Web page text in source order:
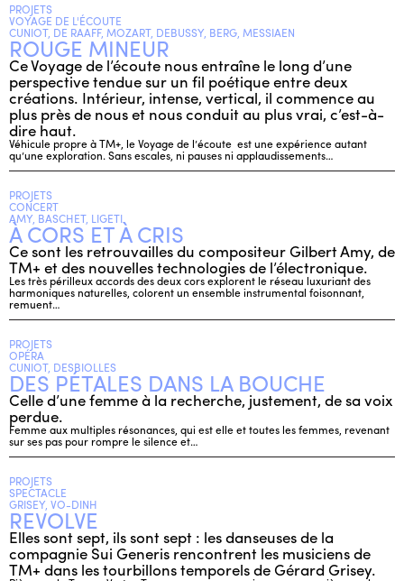
PROJETS
VOYAGE DE L'ÉCOUTE
CUNIOT, DE RAAFF, MOZART, DEBUSSY, BERG, MESSIAEN
ROUGE MINEUR
Ce Voyage de l’écoute nous entraîne le long d’une
perspective tendue sur un fil poétique entre deux
créations. Intérieur, intense, vertical, il commence au
plus près de nous et nous conduit au plus vrai, c’est-à-
dire haut.
Véhicule propre à TM+, le Voyage de l’écoute est une expérience autant
qu’une exploration. Sans escales, ni pauses ni applaudissements…
PROJETS
CONCERT
AMY, BASCHET, LIGETI
À CORS ET À CRIS
Ce sont les retrouvailles du compositeur Gilbert Amy, de
TM+ et des nouvelles technologies de l’électronique.
Les très périlleux accords des deux cors explorent le réseau luxuriant des
harmoniques naturelles, colorent un ensemble instrumental foisonnant,
remuent…
PROJETS
OPÉRA
CUNIOT, DESBIOLLES
DES PÉTALES DANS LA BOUCHE
Celle d’une femme à la recherche, justement, de sa voix
perdue.
Femme aux multiples résonances, qui est elle et toutes les femmes, revenant
sur ses pas pour rompre le silence et…
PROJETS
SPECTACLE
GRISEY, VO-DINH
REVOLVE
Elles sont sept, ils sont sept : les danseuses de la
compagnie Sui Generis rencontrent les musiciens de
TM+ dans les tourbillons temporels de Gérard Grisey.